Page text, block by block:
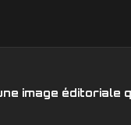
image éditoriale